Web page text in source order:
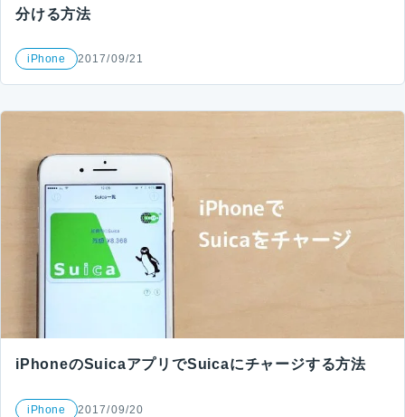
分ける方法
iPhone 2017/09/21
iPhoneのSuicaアプリでSuicaにチャージする方法
iPhone 2017/09/20